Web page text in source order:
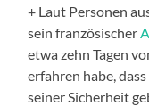
+ Laut Personen
sein französischer
etwa zehn Tagen
erfahren habe,
seiner Sicherheit